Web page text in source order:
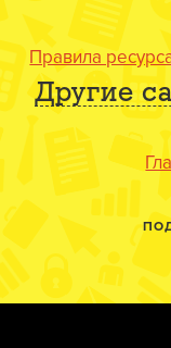
Правила
Другие